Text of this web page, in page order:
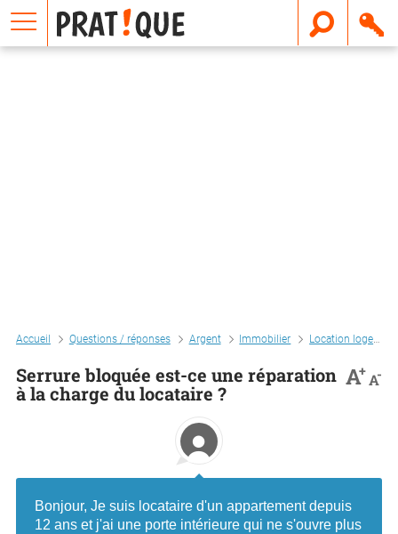
Accueil Questions / réponses Argent Immobilier Location logement
Serrure bloquée est-ce une réparation
à la charge du locataire ?
A+A-
Bonjour, Je suis locataire d'un appartement depuis
12 ans et j'ai une porte intérieure qui ne s'ouvre plus
E
m
a